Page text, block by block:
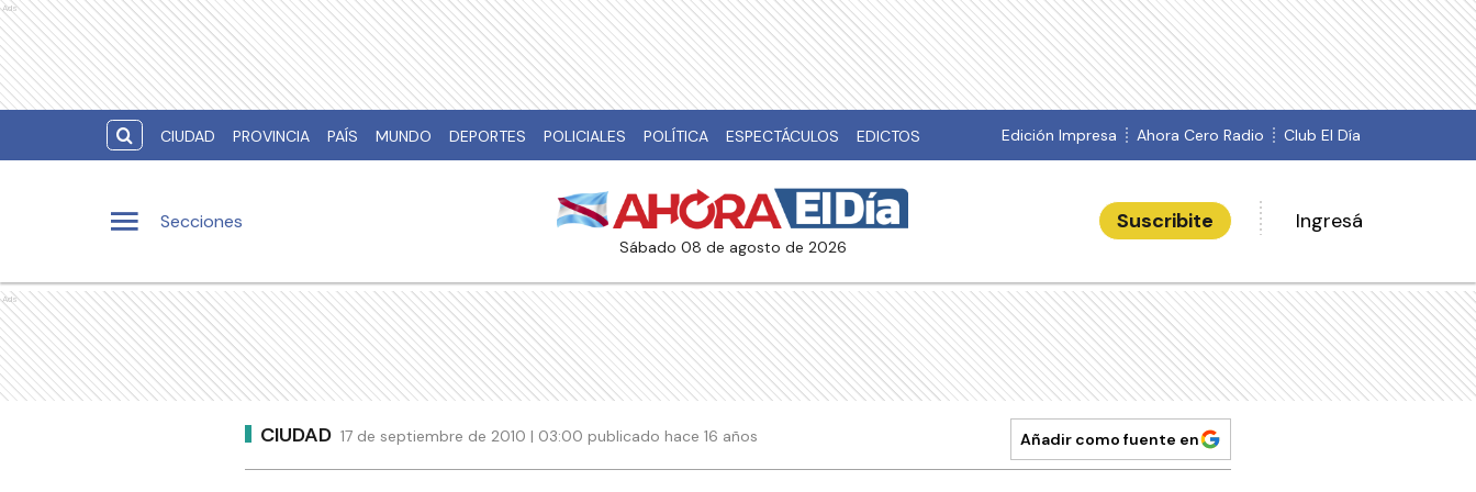
Ads
CIUDAD PROVINCIA PAÍS MUNDO DEPORTES POLICIALES POLÍTICA ESPECTÁCULOS EDICTOS Edición Impresa Ahora Cero Radio Club El Día
Secciones
sábado 08 de agosto de 2026
Suscribite Ingresá
Ads
CIUDAD 17 de septiembre de 2010 | 03:00 publicado hace 16 años Añadir como fuente en